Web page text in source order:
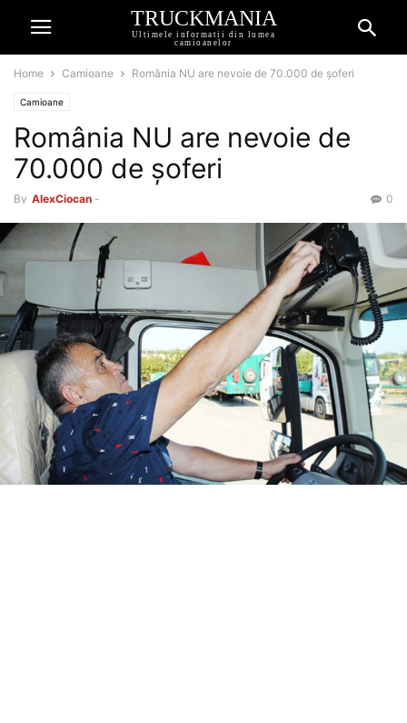
TRUCKMANIA
Ultimele informatii din lumea
camioanelor
Home Camioane România NU are nevoie de 70.000 de șoferi
Camioane
România NU are nevoie de
70.000 de șoferi
By AlexCiocan - 0